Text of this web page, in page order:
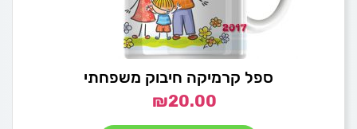
ספל קרמיקה חיבוק משפחתי
₪20.00